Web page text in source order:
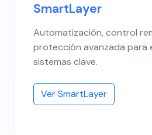
SmartLayer
Automatización, control
protección avanzada para
sistemas clave.
Ver SmartLayer